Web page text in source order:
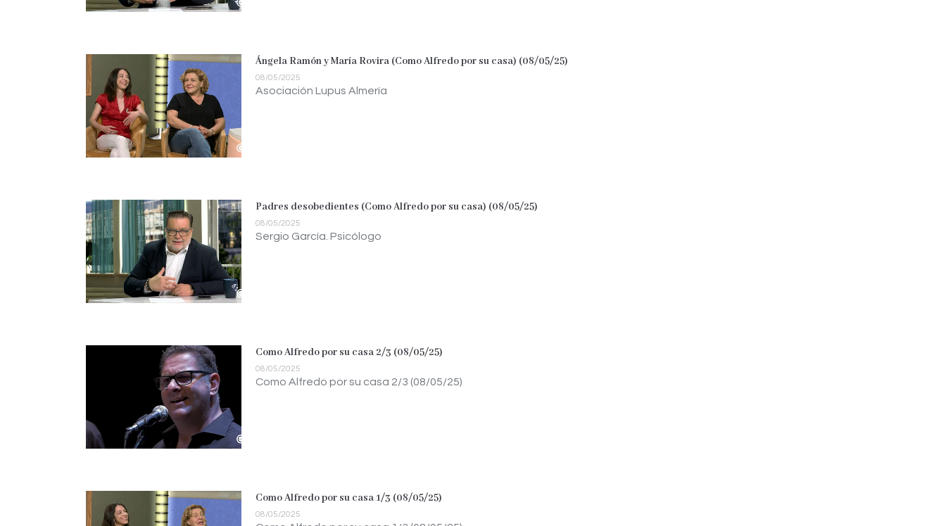
Ángela Ramón y María Rovira (Como Alfredo por su casa) (08/05/25)
08/05/2025
Asociación Lupus Almería
Padres desobedientes (Como Alfredo por su casa) (08/05/25)
08/05/2025
Sergio García. Psicólogo
Como Alfredo por su casa 2/3 (08/05/25)
08/05/2025
Como Alfredo por su casa 2/3 (08/05/25)
Como Alfredo por su casa 1/3 (08/05/25)
08/05/2025